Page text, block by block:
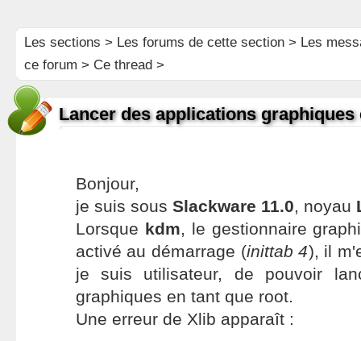
Les sections > Les forums de cette section> Les
ce forum > Ce thread >
Lancer des applications graphiques
Bonjour,
je suis sous Slackware 11.0, noyau
Lorsque kdm, le gestionnaire
activé au démarrage (inittab 4), il
je suis utilisateur, de pouvoir
graphiques en tant que root.
Une erreur de Xlib apparaît :